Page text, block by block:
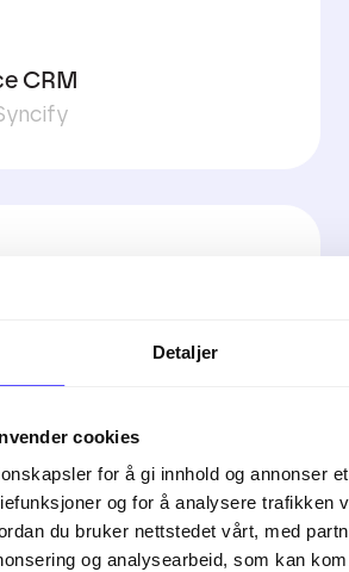
Detaljer
cookies
for å gi innhold og annonser
og for å analysere trafikken
du bruker nettstedet vårt, med
og analysearbeid, som kan
CRM